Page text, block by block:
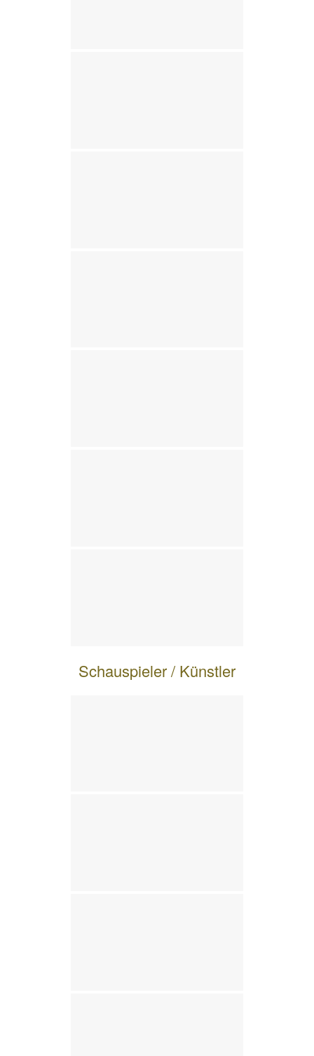
Schauspieler / Künstler